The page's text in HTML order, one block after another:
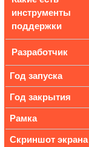
инструменты
поддержки
Разработчик
Год запуска
Год закрытия
Рамка
Скриншот экрана